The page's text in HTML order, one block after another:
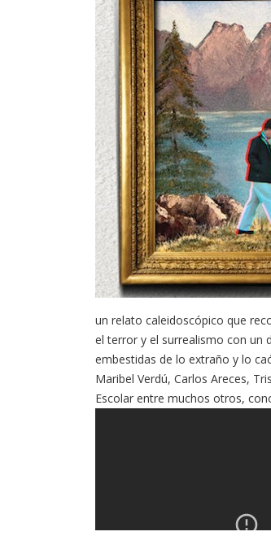
un relato caleidoscópico que
el terror y el surrealismo con un
embestidas de lo extraño y lo
Maribel Verdú, Carlos Areces,
Escolar entre muchos otros,